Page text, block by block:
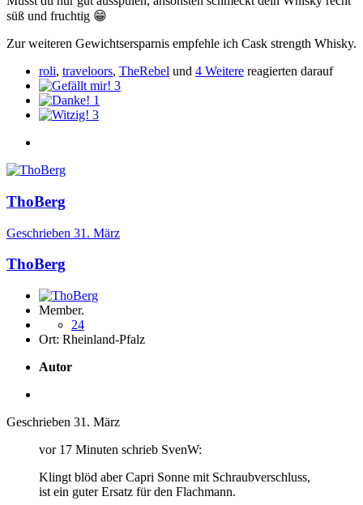
süß und fruchtig 😁
Zur weiteren Gewichtsersparnis empfehle ich Cask strength Whisky.
roli, traveloors, TheRebel und 4 Weitere reagierten darauf
3
1
3
ThoBerg
Geschrieben 31. März
ThoBerg
Member.
24
Ort: Rheinland-Pfalz
Autor
Geschrieben 31. März
vor 17 Minuten schrieb SvenW:
Klingt blöd aber Capri Sonne mit Schraubverschluss,
ist ein guter Ersatz für den Flachmann.